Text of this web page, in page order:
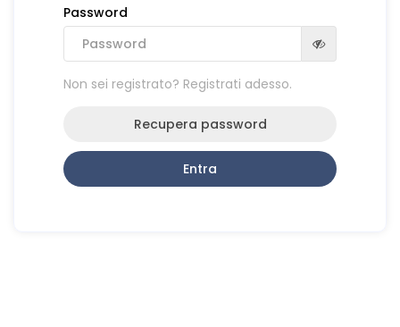
Password
Non sei registrato? Registrati adesso.
Recupera password
Entra